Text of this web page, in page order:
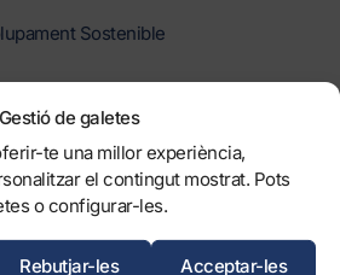
Gestió de galetes
te una millor experiència,
el contingut mostrat. Pots
o configurar-les.
Acceptar-les
Rebutjar-les
Sostenible